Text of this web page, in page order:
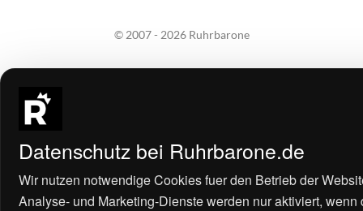
© 2007 - 2026 Ruhrbarone
Datenschutz bei Ruhrbarone.de
Wir nutzen notwendige Cookies fuer den Betrieb der
Analyse- und Marketing-Dienste werden nur aktiviert, wenn